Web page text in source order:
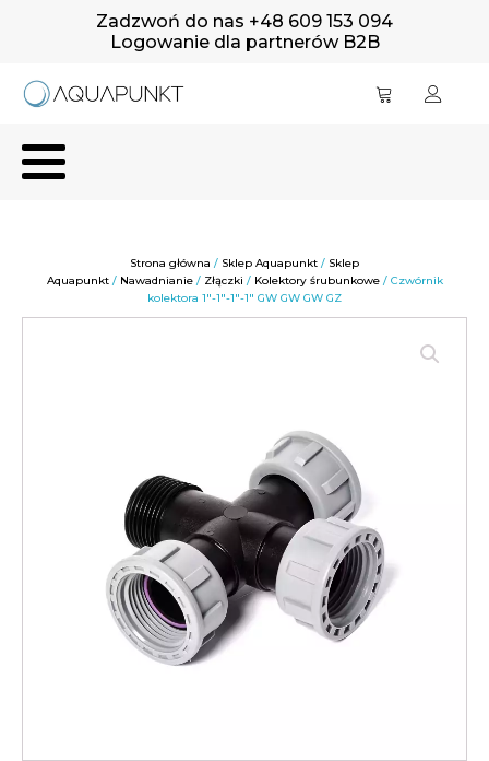
Zadzwoń do nas +48 609 153 094
Logowanie dla partnerów B2B
Strona główna / Sklep Aquapunkt / Sklep
Aquapunkt/ Nawadnianie/ Złączki / Kolektory śrubunkowe/ Czwórnik
kolektora 1"-1"-1"-1" GW GW GW GZ